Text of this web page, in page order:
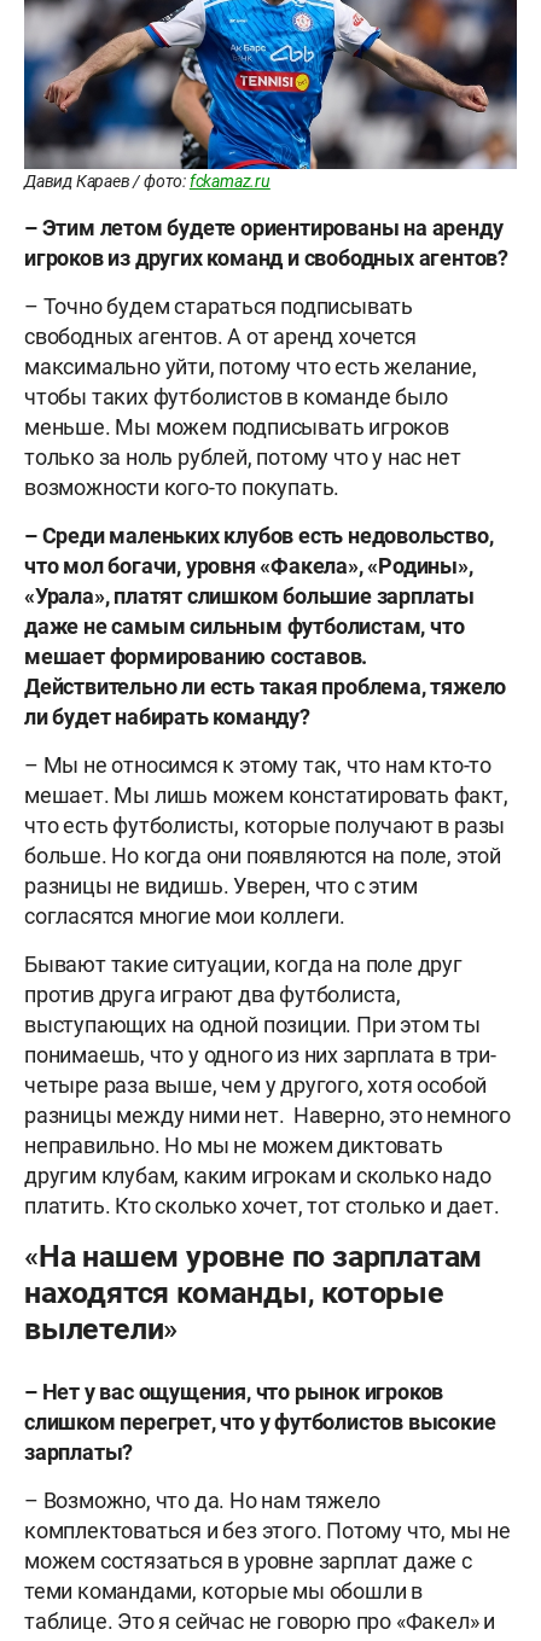
Давид Караев / фото:fckamaz.ru
–Этим летом будете ориентированы на аренду
игроков из других команд и свободных агентов?
– Точно будем стараться подписывать
свободных агентов. А от аренд хочется
максимально уйти, потому что есть желание,
чтобы таких футболистов в команде было
меньше. Мы можем подписывать игроков
только за ноль рублей, потому что у нас нет
возможности кого-то покупать.
–Среди маленьких клубов есть недовольство,
что мол богачи, уровня «Факела», «Родины»,
«Урала», платят слишком большие зарплаты
даже не самым сильным футболистам, что
мешает формированию составов.
Действительно ли есть такая проблема, тяжело
ли будет набирать команду?
– Мы не относимся к этому так, что нам кто-то
мешает. Мы лишь можем констатировать факт,
что есть футболисты, которые получают в разы
больше. Но когда они появляются на поле, этой
разницы не видишь. Уверен, что с этим
согласятся многие мои коллеги.
Бывают такие ситуации, когда на поле друг
против друга играют два футболиста,
выступающих на одной позиции. При этом ты
понимаешь, что у одного из них зарплата в три-
четыре раза выше, чем у другого, хотя особой
разницы между ними нет. Наверно, это немного
неправильно. Но мы не можем диктовать
другим клубам, каким игрокам и сколько надо
платить. Кто сколько хочет, тот столько и дает.
«На нашем уровне по зарплатам
находятся команды, которые
вылетели»
– Нет у вас ощущения, что рынок игроков
слишком перегрет, что у футболистов высокие
зарплаты?
– Возможно, что да. Но нам тяжело
комплектоваться и без этого. Потому что, мы не
можем состязаться в уровне зарплат даже с
теми командами, которые мы обошли в
таблице. Это я сейчас не говорю про «Факел» и